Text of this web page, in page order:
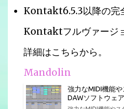
Kontakt6.5.3以降の完
Kontaktフルヴァージ
詳細はこちらから。
Mandolin
強力なMIDI機能
DAWソフトウェ